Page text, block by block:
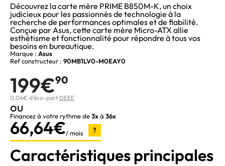
Découvrez la carte mère PRIME B850M-K, un choix
judicieux pour les passionnés de technologie à la
recherche de performances optimales et de fiabilité.
Conçue par Asus, cette carte mère Micro-ATX allie
esthétisme et fonctionnalité pour répondre à tous vos
besoins en bureautique.
Marque : Asus
Ref constructeur : 90MB1LV0-M0EAY0
199€90
0,04€ d'éco-part DEEE
ou
Financez à votre rythme de3xà 36x
66,64€/ mois ?
Caractéristiques principales